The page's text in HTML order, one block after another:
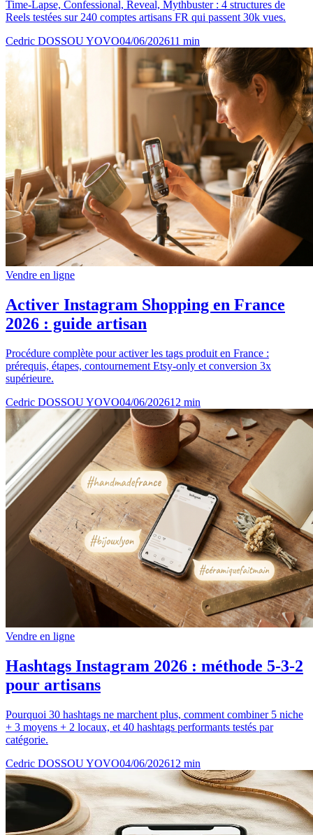
Time-Lapse, Confessional, Reveal, Mythbuster : 4 structures de
Reels testées sur 240 comptes artisans FR qui passent 30k vues.
Cedric DOSSOU YOVO04/06/202611 min
Vendre en ligne
Activer Instagram Shopping en France
2026 : guide artisan
Procédure complète pour activer les tags produit en France :
prérequis, étapes, contournement Etsy-only et conversion 3x
supérieure.
Cedric DOSSOU YOVO04/06/202612 min
Vendre en ligne
Hashtags Instagram 2026 : méthode 5-3-2
pour artisans
Pourquoi 30 hashtags ne marchent plus, comment combiner 5 niche
+ 3 moyens + 2 locaux, et 40 hashtags performants testés par
catégorie.
Cedric DOSSOU YOVO04/06/202612 min